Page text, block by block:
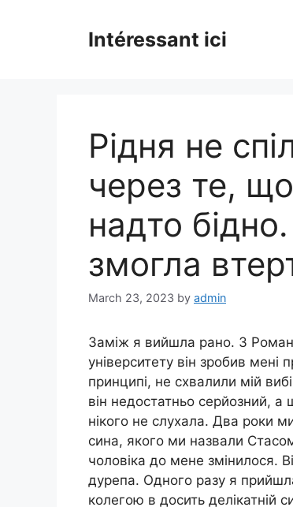
Intéressant ici
Рідня не
через те,
надто
змогла
March 23, 2023 by admin
Заміж я вийшла рано. З
університету він зробив
принципі, не схвалили мій
він недостатньо серйозний,
нікого не слухала. Два роки
сина, якого ми назвали
чоловіка до мене змінилося.
дурепа. Одного разу я
колегою в досить делікатній